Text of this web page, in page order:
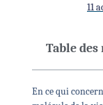
11
En ce qui
Table